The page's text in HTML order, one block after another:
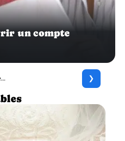
un compte